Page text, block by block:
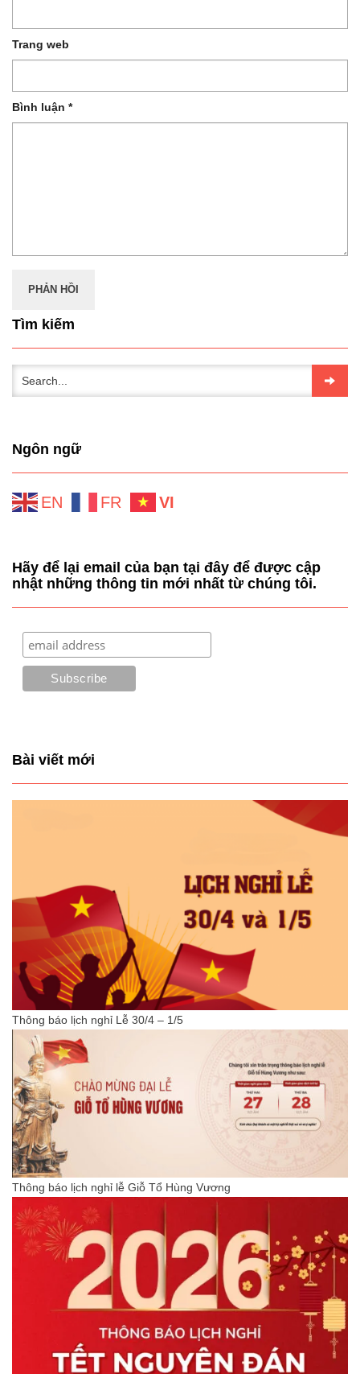
Trang web
Bình luận *
Tìm kiếm
Ngôn ngữ
EN FR VI
Hãy để lại email của bạn tại đây để được cập
nhật những thông tin mới nhất từ chúng tôi.
Bài viết mới
Thông báo lịch nghỉ Lễ 30/4 – 1/5
Thông báo lịch nghỉ lễ Giỗ Tổ Hùng Vương